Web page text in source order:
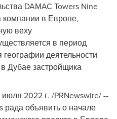
DAMAC Towers Nine
компании в Европе,
веху
в период
деятельности
Дубае застройщика
июля 2022 г. /PRNewswire/ --
рада объявить о начале